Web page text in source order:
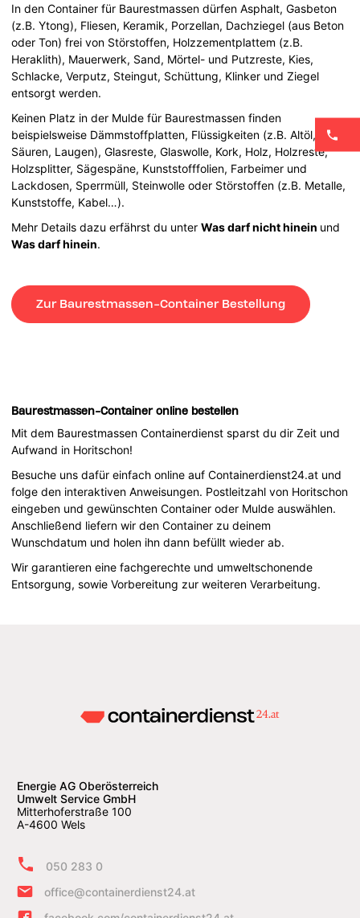
In den Container für Baurestmassen dürfen Asphalt, Gasbeton
(z.B. Ytong), Fliesen, Keramik, Porzellan, Dachziegel (aus Beton
oder Ton) frei von Störstoffen, Holzzementplattem (z.B.
Heraklith), Mauerwerk, Sand, Mörtel- und Putzreste, Kies,
Schlacke, Verputz, Steingut, Schüttung, Klinker und Ziegel
entsorgt werden.
Keinen Platz in der Mulde für Baurestmassen finden
beispielsweise Dämmstoffplatten, Flüssigkeiten (z.B. Altöl,
Säuren, Laugen), Glasreste, Glaswolle, Kork, Holz, Holzreste,
Holzsplitter, Sägespäne, Kunststofffolien, Farbeimer und
Lackdosen, Sperrmüll, Steinwolle oder Störstoffen (z.B. Metalle,
Kunststoffe, Kabel…).
Mehr Details dazu erfährst du unterWas darf nicht hinein und
Was darf hinein.
Zur Baurestmassen-Container Bestellung
Baurestmassen-Container online bestellen
Mit dem Baurestmassen Containerdienst sparst du dir Zeit und
Aufwand in Horitschon!
Besuche uns dafür einfach online auf Containerdienst24.at und
folge den interaktiven Anweisungen. Postleitzahl von Horitschon
eingeben und gewünschten Container oder Mulde auswählen.
Anschließend liefern wir den Container zu deinem
Wunschdatum und holen ihn dann befüllt wieder ab.
Wir garantieren eine fachgerechte und umweltschonende
Entsorgung, sowie Vorbereitung zur weiteren Verarbeitung.
Energie AG Oberösterreich
Umwelt Service GmbH
Mitterhoferstraße 100
A-4600 Wels
050 283 0
office@containerdienst24.at